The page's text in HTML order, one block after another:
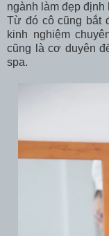
ngành làm đẹp
Từ đó cô cũng bắt
kinh nghiệm
cũng là cơ duyên
spa.